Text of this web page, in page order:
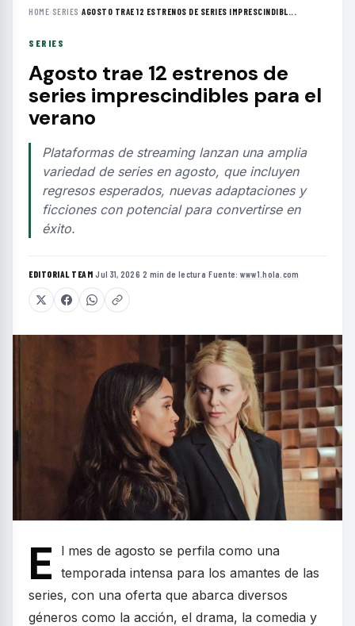
HOME› SERIES ›AGOSTO TRAE 12 ESTRENOS DE SERIES IMPRESCINDIBL...
SERIES
Agosto trae 12 estrenos de
series imprescindibles para el
verano
Plataformas de streaming lanzan una amplia
variedad de series en agosto, que incluyen
regresos esperados, nuevas adaptaciones y
ficciones con potencial para convertirse en
éxito.
EDITORIAL TEAM·Jul 31, 2026·2 min de lectura·Fuente: www1.hola.com
E
l mes de agosto se perfila como una
temporada intensa para los amantes de las
series, con una oferta que abarca diversos
géneros como la acción, el drama, la comedia y